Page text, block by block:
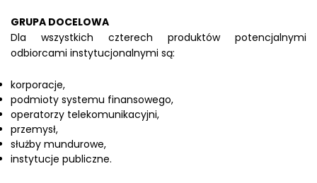
GRUPA DOCELOWA
Dla wszystkich czterech produktów potencjalnymi
odbiorcami instytucjonalnymi są:
korporacje,
podmioty systemu finansowego,
operatorzy telekomunikacyjni,
przemysł,
służby mundurowe,
instytucje publiczne.